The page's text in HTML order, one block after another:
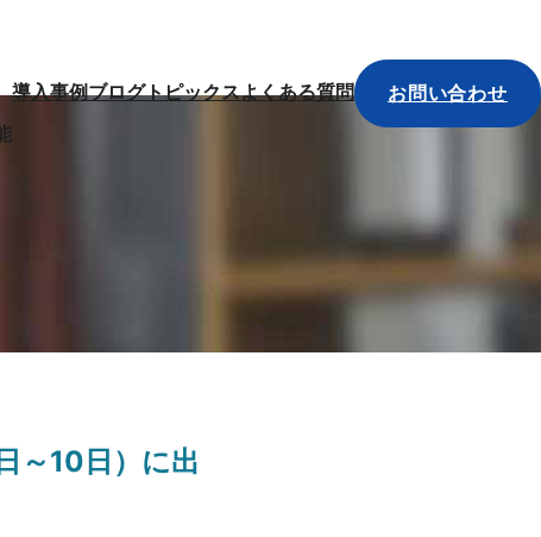
導入事例ブログトピックスよくある質問 お問い合わせ
～10日）に出